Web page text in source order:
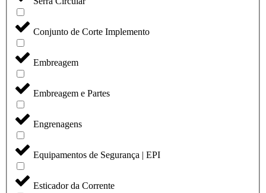
Conjunto de Corte Implemento
Embreagem
Embreagem e Partes
Engrenagens
Equipamentos de Segurança | EPI
Esticador da Corrente